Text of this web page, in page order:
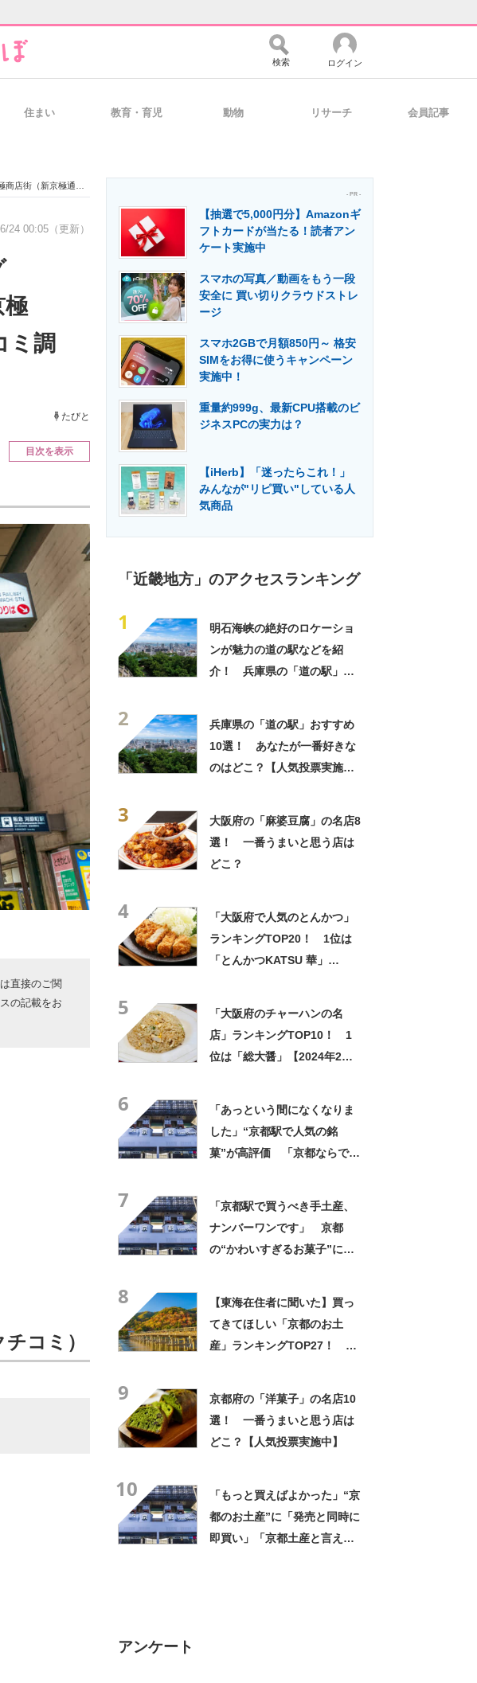
経営リーダーのコミュニティ マーケ×ITの今がよく分かる
製造業のIT導入・活用を支援
エネルギーの専門メディア 建設×テクノロジーの最前線
検索 ログイン
住まい 教育・育児 動物 リサーチ 会員記事
版／Googleクチコミ調べ】
24 00:05（更新）
ミ調
たびと
目次を表示
直接のご関
の記載をお
コミ）
- PR -
【抽選で5,000円分】Amazonギ
フトカードが当たる！読者アン
ケート実施中
スマホの写真／動画をもう一段
安全に 買い切りクラウドストレ
ージ
スマホ2GBで月額850円～ 格安
SIMをお得に使うキャンペーン
実施中！
重量約999g、最新CPU搭載のビ
ジネスPCの実力は？
【iHerb】「迷ったらこれ！」
みんなが"リピ買い"している人
気商品
「近畿地方」のアクセスランキング
1
明石海峡の絶好のロケーショ
ンが魅力の道の駅などを紹
介！ 兵庫県の「道の駅」お
2
兵庫県の「道の駅」おすすめ
10選！ あなたが一番好きな
のはどこ？【人気投票実施
3
大阪府の「麻婆豆腐」の名店8
選！ 一番うまいと思う店は
どこ？
4
「大阪府で人気のとんかつ」
ランキングTOP20！ 1位は
「とんかつKATSU 華」
5
「大阪府のチャーハンの名
店」ランキングTOP10！ 1
位は「総大醤」【2024年2月3
6
「あっという間になくなりま
した」“京都駅で人気の銘
菓”が高評価 「京都ならでは
7
「京都駅で買うべき手土産、
ナンバーワンです」 京都
の“かわいすぎるお菓子”に反
8
【東海在住者に聞いた】買っ
てきてほしい「京都のお土
産」ランキングTOP27！ 第
9
京都府の「洋菓子」の名店10
選！ 一番うまいと思う店は
どこ？【人気投票実施中】
10
「もっと買えばよかった」“京
都のお土産”に「発売と同時に
即買い」「京都土産と言え
アンケート